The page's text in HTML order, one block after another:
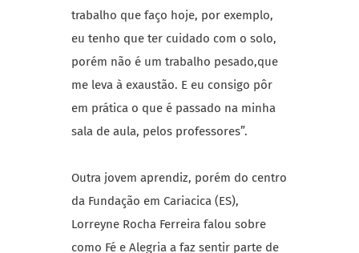
trabalho que faço hoje, por exemplo,
eu tenho que ter cuidado com o solo,
porém não é um trabalho pesado,que
me leva à exaustão. E eu consigo pôr
em prática o que é passado na minha
sala de aula, pelos professores”.
Outra jovem aprendiz, porém do centro
da Fundação em Cariacica (ES),
Lorreyne Rocha Ferreira falou sobre
como Fé e Alegria a faz sentir parte de